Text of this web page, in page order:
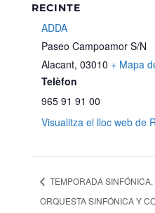
RECINTE
ADDA
Paseo Campoamor S/N
Alacant, 03010 + Mapa
Telèfon
965 91 91 00
Visualitza el lloc web de
TEMPORADA SINFÓNICA.
ORQUESTA SINFÓNICA Y